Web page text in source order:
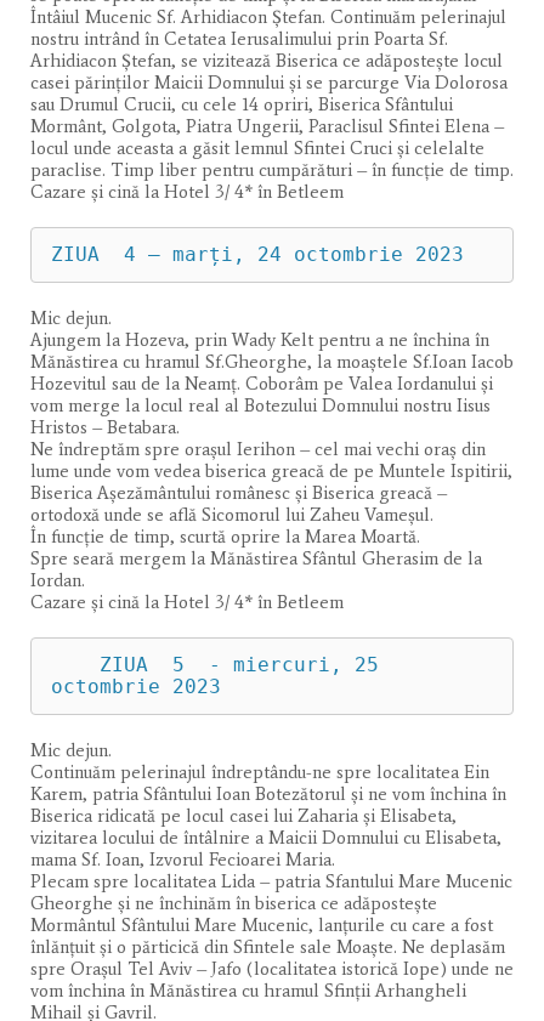
Întâiul Mucenic Sf. Arhidiacon Ștefan. Continuăm pelerinajul
nostru intrând în Cetatea Ierusalimului prin Poarta Sf.
Arhidiacon Ştefan, se vizitează Biserica ce adăpostește locul
casei părinților Maicii Domnului și se parcurge Via Dolorosa
sau Drumul Crucii, cu cele 14 opriri, Biserica Sfântului
Mormânt, Golgota, Piatra Ungerii, Paraclisul Sfintei Elena –
locul unde aceasta a găsit lemnul Sfintei Cruci şi celelalte
paraclise. Timp liber pentru cumpărături – în funcție de timp.
Cazare şi cină la Hotel 3/ 4* în Betleem
ZIUA  4 – marți, 24 octombrie 2023
Mic dejun.
Ajungem la Hozeva, prin Wady Kelt pentru a ne închina în
Mănăstirea cu hramul Sf.Gheorghe, la moaştele Sf.Ioan Iacob
Hozevitul sau de la Neamţ. Coborâm pe Valea Iordanului și
vom merge la locul real al Botezului Domnului nostru Iisus
Hristos – Betabara.
Ne îndreptăm spre oraşul Ierihon – cel mai vechi oraş din
lume unde vom vedea biserica greacă de pe Muntele Ispitirii,
Biserica Aşezământului românesc și Biserica greacă –
ortodoxă unde se află Sicomorul lui Zaheu Vameșul.
În funcție de timp, scurtă oprire la Marea Moartă.
Spre seară mergem la Mănăstirea Sfântul Gherasim de la
Iordan.
Cazare şi cină la Hotel 3/ 4* în Betleem
octombrie 2023
Mic dejun.
Continuăm pelerinajul îndreptându-ne spre localitatea Ein
Karem, patria Sfântului Ioan Botezătorul și ne vom închina în
Biserica ridicată pe locul casei lui Zaharia și Elisabeta,
vizitarea locului de întâlnire a Maicii Domnului cu Elisabeta,
mama Sf. Ioan, Izvorul Fecioarei Maria.
Plecam spre localitatea Lida – patria Sfantului Mare Mucenic
Gheorghe și ne închinăm în biserica ce adăpostește
Mormântul Sfântului Mare Mucenic, lanțurile cu care a fost
înlănțuit și o părticică din Sfintele sale Moaște. Ne deplasăm
spre Oraşul Tel Aviv – Jafo (localitatea istorică Iope) unde ne
vom închina în Mănăstirea cu hramul Sfinții Arhangheli
Mihail şi Gavril.